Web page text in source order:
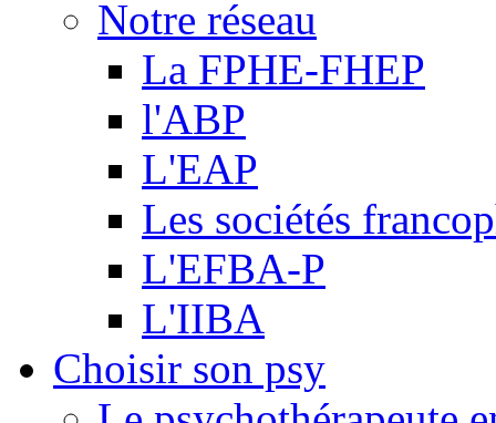
Notre réseau
La FPHE-FHEP
l'ABP
L'EAP
Les sociétés
L'EFBA-P
L'IIBA
Choisir son psy